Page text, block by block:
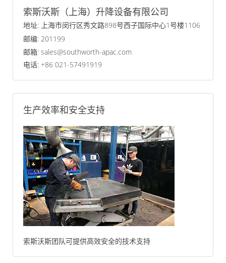
索斯沃斯（上海）升降设备有限公司
地址: 上海市闵行区秀文路898号西子国际中心1号楼1106
邮编: 201199
邮箱: sales@southworth-apac.com
电话: +86 021-57491919
生产效率和安全支持
索斯沃斯团队可提供高效安全的技术支持